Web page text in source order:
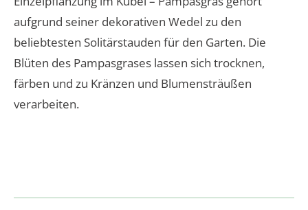
aufgrund seiner dekorativen Wedel zu den
beliebtesten Solitärstauden für den Garten. Die
Blüten des Pampasgrases lassen sich trocknen,
färben und zu Kränzen und Blumensträußen
verarbeiten.